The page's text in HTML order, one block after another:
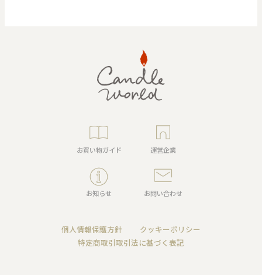
お買い物ガイド 運営企業
お知らせ お問い合わせ
個人情報保護方針
クッキーポリシー
特定商取引取引法に基づく表記